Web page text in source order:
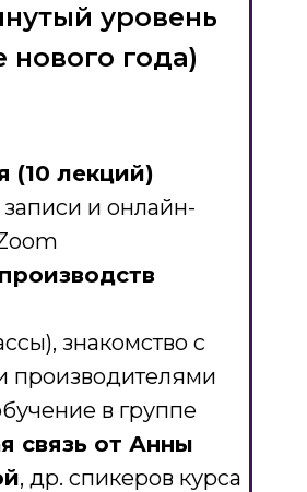
(10 лекций)
и онлайн-
знакомство с
производителями
в группе
связь от Анны
, др. спикеров курса
уровень
нового года)